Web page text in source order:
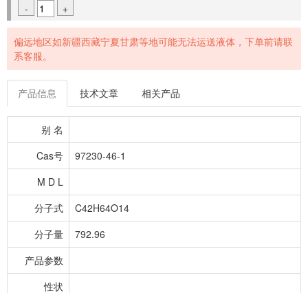
- +
偏远地区如新疆西藏宁夏甘肃等地可能无法运送液体，下单前请联
系客服。
产品信息 技术文章 相关产品
别 名
Cas号
97230-46-1
M D L
分子式
C42H64O14
分子量
792.96
产品参数
性状